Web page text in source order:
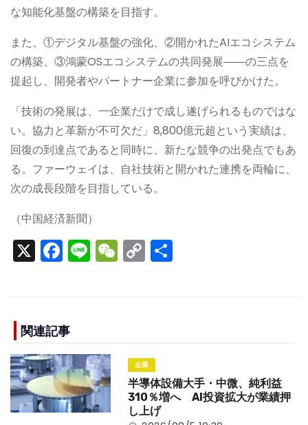
な知能化基盤の構築を目指す。
また、①デジタル基盤の強化、②開かれたAIエコシステム
の構築、③鴻蒙OSエコシステムの共同発展――の三点を
提起し、開発者やパートナー企業に参加を呼びかけた。
「技術の発展は、一企業だけで成し遂げられるものではな
い。協力と革新が不可欠だ」8,800億元超という実績は、
回復の到達点であると同時に、新たな競争の出発点でもあ
る。ファーウェイは、自社技術と開かれた連携を両輪に、
次の成長段階を目指している。
（中国経済新聞）
X F
e
b
o
o
k
Li W C
n
k
関連記事
企業
半導体設備大手・中微、純利益
310％増へ AI投資拡大が業績押
し上げ